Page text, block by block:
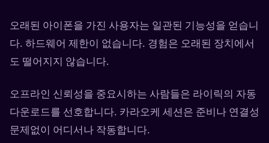
오래된 아이폰을 가진 사용자는 일관된 기능성을 얻습니
다. 하드웨어 제한이 없습니다. 경험은 오래된 장치에서
도 떨어지지 않습니다.
오프라인 신뢰성을 중요시하는 사람들은 라이릭의 자동
다운로드를 선호합니다. 카라오케 세션은 준비나 연결성
문제없이 어디서나 작동합니다.